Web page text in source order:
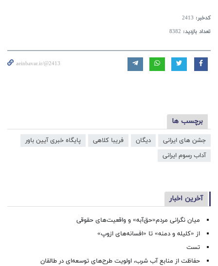
کدخبر: 2413
تعداد بازدید: 8382
aeinbavar.ir/@2413
برچسب ها
جشن های ایرانی دیگان فریبا کلاهی
پایگاه خبری آیین باور
آداب رسوم ایرانی
آخرین اخبار
میان نگرانی مردم«حق‌آبه» و واقعیت‌های حقوقی
از «کلیله و دمنه» تا «افسانه‌های ازوپ»
تست
حفاظت از منابع آب شرب، اولویت طرح‌های توسعه‌ای در طالقان